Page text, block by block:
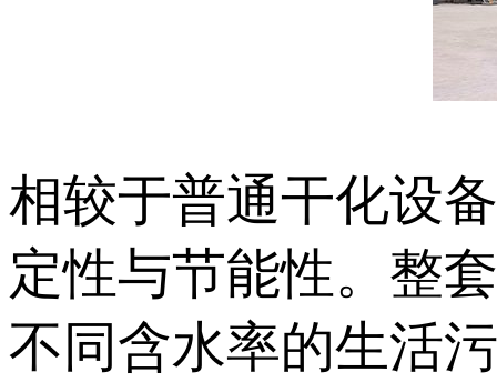
相较于普通干化设
定性与节能性。整
不同含水率的生活